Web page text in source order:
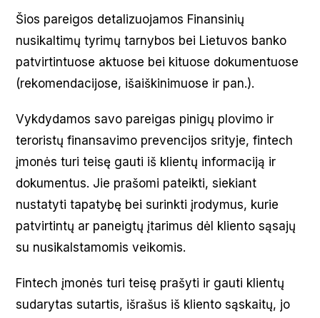
Šios pareigos detalizuojamos Finansinių
nusikaltimų tyrimų tarnybos bei Lietuvos banko
patvirtintuose aktuose bei kituose dokumentuose
(rekomendacijose, išaiškinimuose ir pan.).
Vykdydamos savo pareigas pinigų plovimo ir
teroristų finansavimo prevencijos srityje, fintech
įmonės turi teisę gauti iš klientų informaciją ir
dokumentus. Jie prašomi pateikti, siekiant
nustatyti tapatybę bei surinkti įrodymus, kurie
patvirtintų ar paneigtų įtarimus dėl kliento sąsajų
su nusikalstamomis veikomis.
Fintech įmonės turi teisę prašyti ir gauti klientų
sudarytas sutartis, išrašus iš kliento sąskaitų, jo